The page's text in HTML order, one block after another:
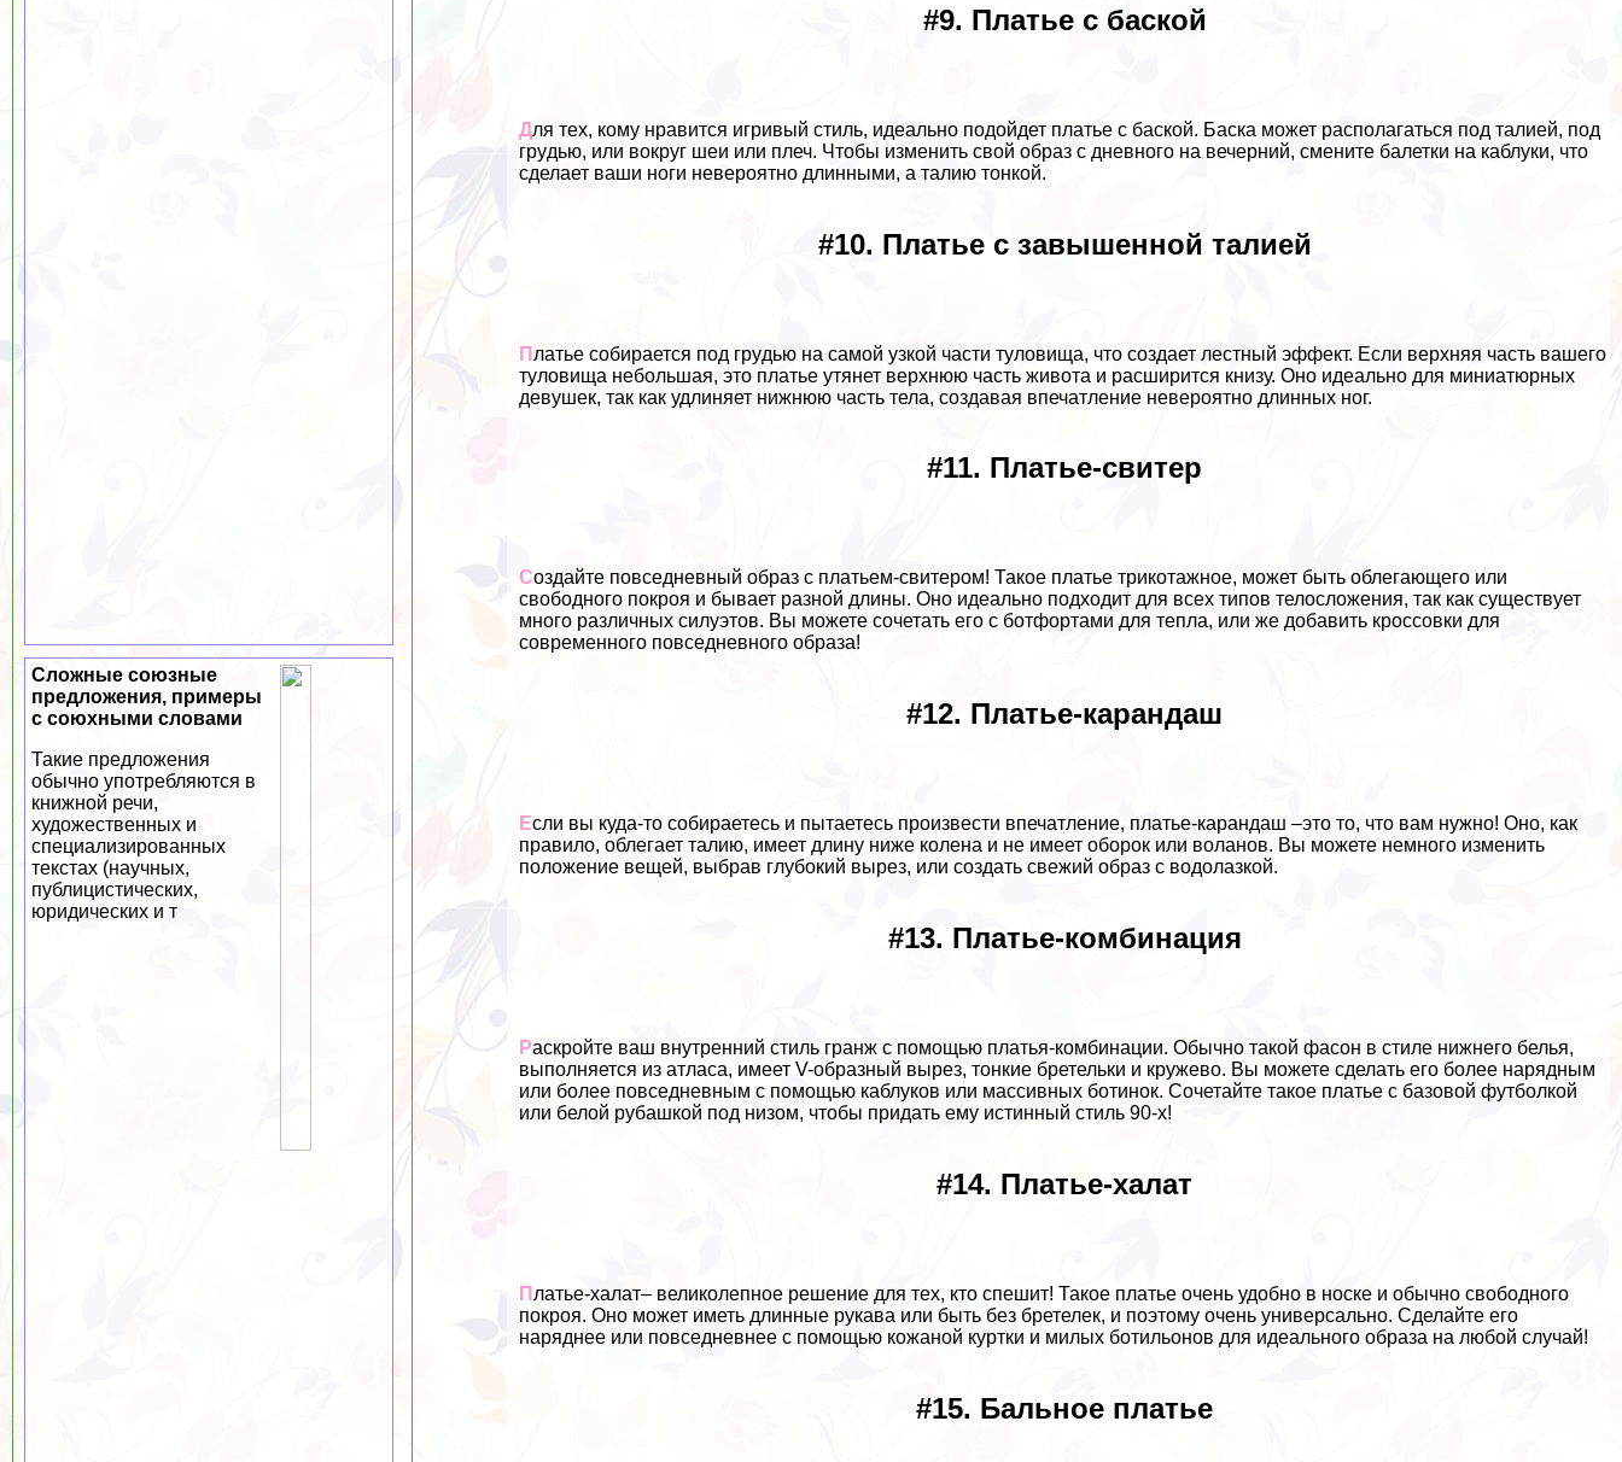
#9. Платье с баской
Для тех, кому нравится игривый стиль, идеально подойдет платье с баской. Баска может располагаться под талией, под
гpyдью, или вокруг шеи или плеч. Чтобы изменить свой образ с дневного на вечерний, смените балетки на каблуки, что
сделает ваши ноги невероятно длинными, а талию тонкой.
#10. Платье с завышенной талией
П латье собирается под гpyдью на самой узкой части туловища, что создает лестный эффект. Если верхняя часть вашего
туловища небольшая, это платье утянет верхнюю часть живота и расширится книзу. Оно идеально для миниатюрных
дeвyшек, так как удлиняет нижнюю часть тела, создавая впечатление невероятно длинных ног.
#11. Платье-свитер
Создайте повседневный образ с платьем-свитером! Такое платье трикотажное, может быть облегающего или
свободного покроя и бывает разной длины. Оно идеально подходит для всех типов телосложения, так как существует
много различных силуэтов. Вы можете сочетать его с ботфортами для тепла, или же добавить кроссовки для
современного повседневного образа!
#12. Платье-карандаш
Если вы куда-то собираетесь и пытаетесь произвести впечатление, платье-карандаш –это то, что вам нужно! Оно, как
правило, облегает талию, имеет длину ниже колена и не имеет оборок или воланов. Вы можете немного изменить
положение вещей, выбрав глубокий вырез, или создать свежий образ с водолазкой.
#13. Платье-комбинация
Раскройте ваш внутренний стиль гранж с помощью платья-комбинации. Обычно такой фасон в стиле нижнего белья,
выполняется из атласа, имеет V-образный вырез, тонкие бретельки и кружево. Вы можете сделать его более нарядным
или более повседневным с помощью каблуков или массивных ботинок. Сочетайте такое платье с базовой футболкой
или белой рубашкой под низом, чтобы придать ему истинный стиль 90-х!
#14. Платье-халат
П латье-халат– великолепное решение для тех, кто спешит! Такое платье очень удобно в носке и обычно свободного
покроя. Оно может иметь длинные рукава или быть без бретелек, и поэтому очень универсально. Сделайте его
наряднее или повседневнее с помощью кожаной куртки и милых ботильонов для идеального образа на любой случай!
#15. Бальное платье
Сложные союзные
предложения, примеры
с союхными словами
Такие предложения
обычно употрeбляются в
книжной речи,
художественных и
специализированных
текстах (научных,
публицистических,
юридических и т